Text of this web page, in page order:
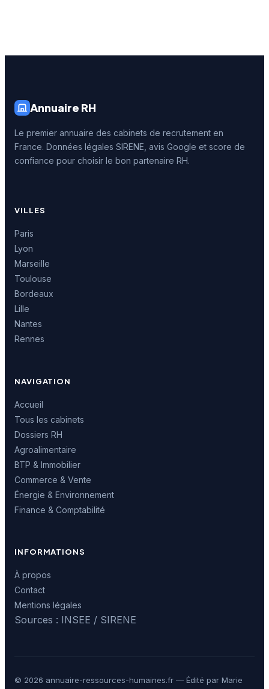
Annuaire RH
Le premier annuaire des cabinets de recrutement en
France. Données légales SIRENE, avis Google et score de
confiance pour choisir le bon partenaire RH.
VILLES
Paris
Lyon
Marseille
Toulouse
Bordeaux
Lille
Nantes
Rennes
NAVIGATION
Accueil
Tous les cabinets
Dossiers RH
Agroalimentaire
BTP & Immobilier
Commerce & Vente
Énergie & Environnement
Finance & Comptabilité
INFORMATIONS
À propos
Contact
Mentions légales
Sources : INSEE / SIRENE
© 2026 annuaire-ressources-humaines.fr — Édité par Marie